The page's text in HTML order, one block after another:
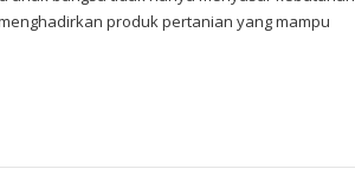
produk pertanian yang mampu